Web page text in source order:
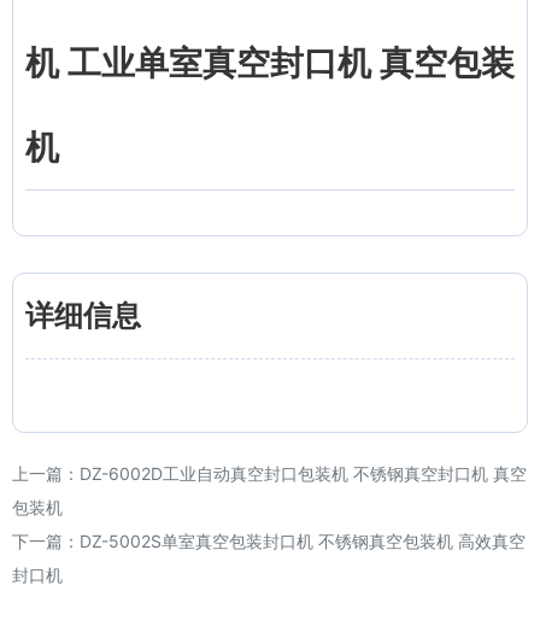
机 工业单室真空封口机 真空包装
机
详细信息
上一篇： DZ-6002D工业自动真空封口包装机 不锈钢真空封口机 真空
包装机
下一篇： DZ-5002S单室真空包装封口机 不锈钢真空包装机 高效真空
封口机